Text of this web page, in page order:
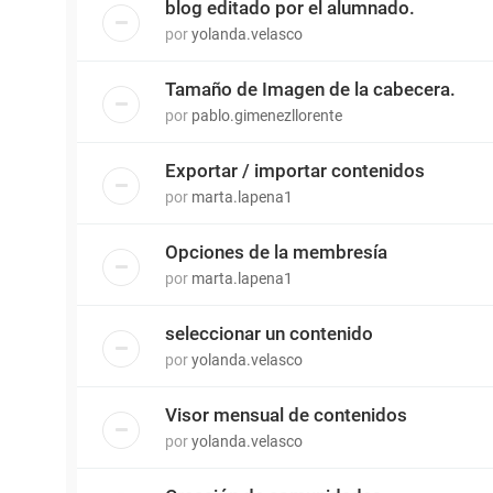
blog editado por el alumnado.
poryolanda.velasco
Tamaño de Imagen de la cabecera.
por pablo.gimenezllorente
Exportar / importar contenidos
por marta.lapena1
Opciones de la membresía
por marta.lapena1
seleccionar un contenido
poryolanda.velasco
Visor mensual de contenidos
poryolanda.velasco